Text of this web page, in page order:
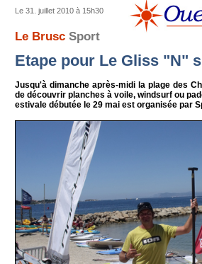
Le 31. juillet 2010 à 15h30
Le BruscSport
Etape pour Le Gliss "N"
Jusqu'à dimanche après-midi la plage des
de découvrir planches à voile, windsurf ou
estivale débutée le 29 mai est organisée par